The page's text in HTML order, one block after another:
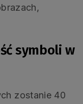
symboli w
zostanie 40